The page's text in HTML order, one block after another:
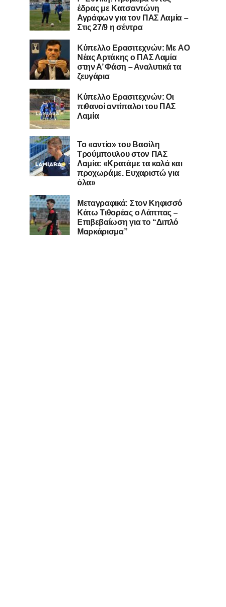
έδρας με Κατσαντώνη
Αγράφων για τον ΠΑΣ Λαμία –
Στις 27/9 η σέντρα
Kύπελλο Ερασιτεχνών: Με AO
Nέας Αρτάκης ο ΠΑΣ Λαμία
στην Α’ Φάση – Αναλυτικά τα
ζευγάρια
Κύπελλο Ερασιτεχνών: Οι
πιθανοί αντίπαλοι του ΠΑΣ
Λαμία
Το «αντίο» του Βασίλη
Τρούμπουλου στον ΠΑΣ
Λαμία: «Κρατάμε τα καλά και
προχωράμε. Ευχαριστώ για
όλα»
Μεταγραφικά: Στον Κηφισσό
Κάτω Τιθορέας ο Λάππας –
Επιβεβαίωση για το “Διπλό
Μαρκάρισμα”